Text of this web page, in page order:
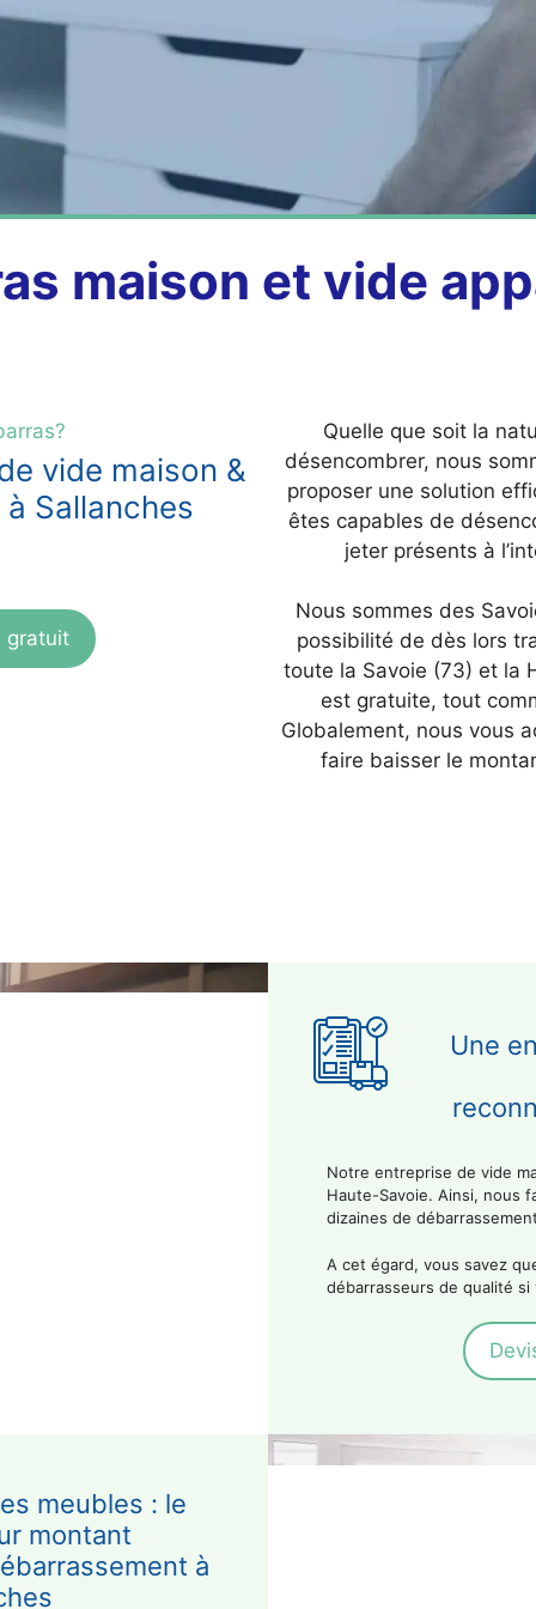
maison et vide
vide maison &
Sallanches
gratuit
Quelle que soit la
désencombrer, nous
proposer une solution
êtes capables de
jeter présents à
Nous sommes des
possibilité de dès lors
toute la Savoie (73) et la
est gratuite, tout
Globalement, nous vous
faire baisser le
Une
Notre entreprise de vide
Haute-Savoie. Ainsi, nous
dizaines de
A cet égard, vous savez
débarrasseurs de qualité
meubles : le
montant
à